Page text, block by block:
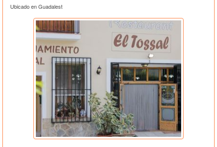
Ubicado en Guadalest